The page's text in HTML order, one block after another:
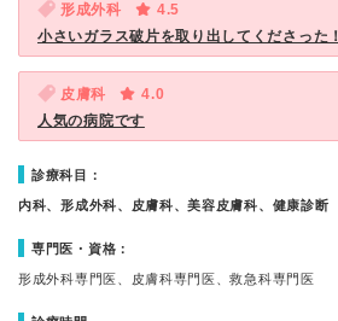
形成外科
4.5
小さいガラス破片を取り出してくださった！
皮膚科
4.0
人気の病院です
診療科目：
内科、形成外科、皮膚科、美容皮膚科、健康診断
専門医・資格：
形成外科専門医、皮膚科専門医、救急科専門医